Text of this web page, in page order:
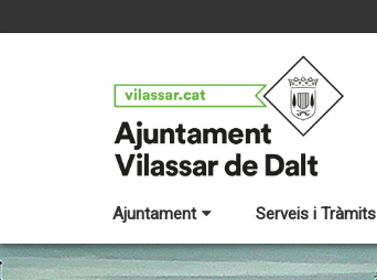
Ajuntament Serveis i Tràmits